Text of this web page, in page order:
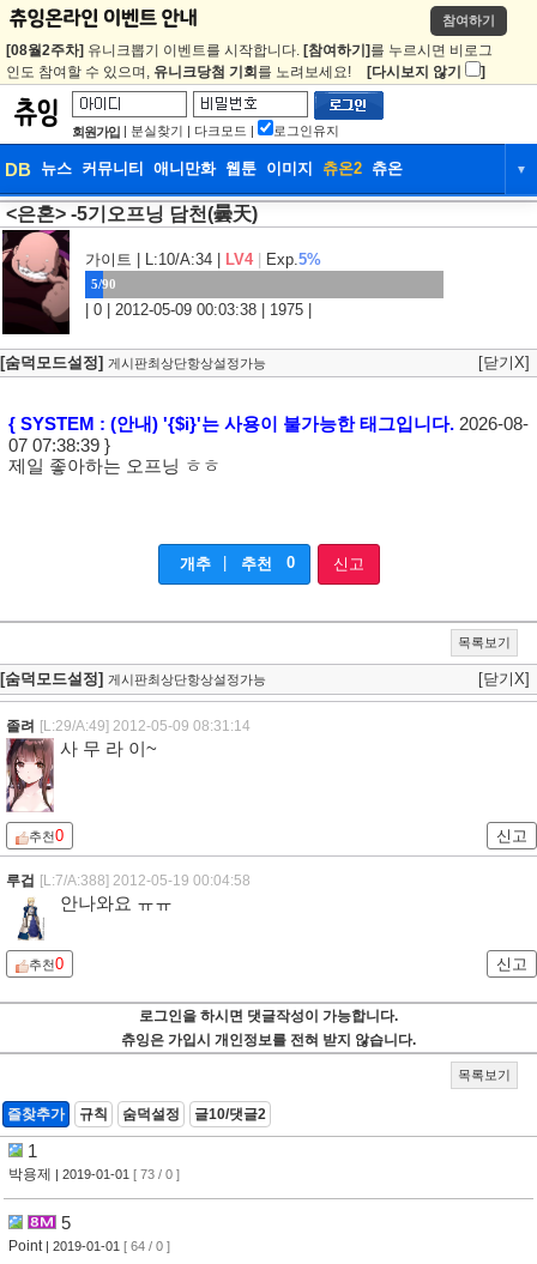
참여하기
[08월2주차] 유니크뽑기 이벤트를 시작합니다. [참여하기] 를 누르시면 비로그
인도 참여할 수 있으며, 유니크당첨 기회 를 노려보세요! [다시보지 않기 ]
회원가입 | 분실찾기 | 다크모드 | 로그인유지
DB 뉴스 커뮤니티 애니만화 웹툰 이미지 츄온2 츄온 ▼
DB 뉴스
웹툰 이미지 츄온2
<은혼> -5기오프닝 담천(曇天)
가이트 | L:10/A:34 | LV4 Exp.5%
5/90
| 0 | 2012-05-09 00:03:38 | 1975 |
[숨덕모드설정] 게시판최상단항상설정가능 [닫기X]
{ SYSTEM : (안내) '{$i}'는 사용이 불가능한 태그입니다.2026-08-
07 07:38:39 }
제일 좋아하는 오프닝 ㅎㅎ
개추 추천 0 신고
목록보기
[숨덕모드설정] 게시판최상단항상설정가능 [닫기X]
졸려 [L:29/A:49] 2012-05-09 08:31:14
사 무 라 이~
추천0 신고
루겁 [L:7/A:388] 2012-05-19 00:04:58
안나와요 ㅠㅠ
추천0 신고
로그인을 하시면 댓글작성이 가능합니다.
츄잉은 가입시 개인정보를 전혀 받지 않습니다.
목록보기
즐찾추가 규칙 숨덕설정 글10/댓글2
1
박용제 | 2019-01-01 [ 73 / 0 ]
5
Point | 2019-01-01 [ 64 / 0 ]